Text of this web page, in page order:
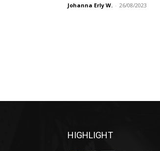
Johanna Erly W. - 26/08/2023
HIGHLIGHT